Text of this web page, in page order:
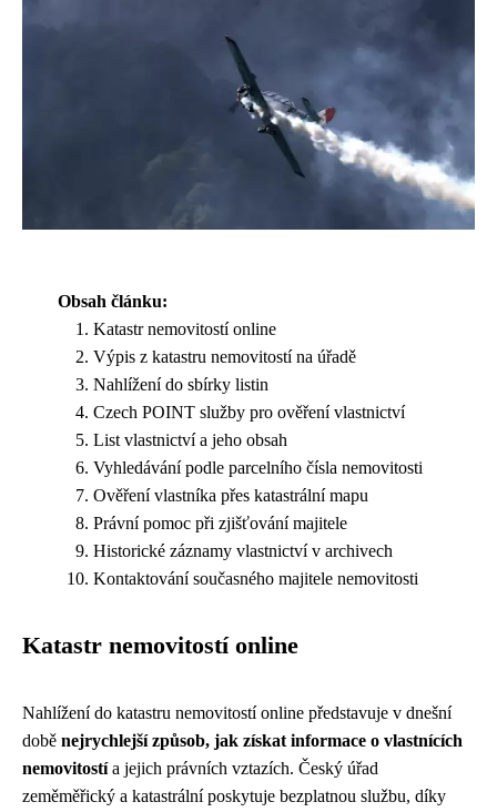
Obsah článku:
Katastr nemovitostí online
Výpis z katastru nemovitostí na úřadě
Nahlížení do sbírky listin
Czech POINT služby pro ověření vlastnictví
List vlastnictví a jeho obsah
Vyhledávání podle parcelního čísla nemovitosti
Ověření vlastníka přes katastrální mapu
Právní pomoc při zjišťování majitele
Historické záznamy vlastnictví v archivech
Kontaktování současného majitele nemovitosti
Katastr nemovitostí online
Nahlížení do katastru nemovitostí online představuje v dnešní
době nejrychlejší způsob, jak získat informace o vlastnících
nemovitostía jejich právních vztazích. Český úřad
zeměměřický a katastrální poskytuje bezplatnou službu, díky